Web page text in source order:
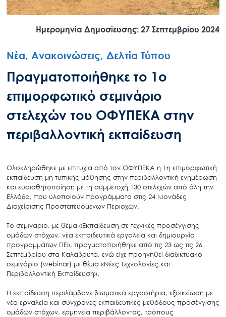
Ημερομηνία Δημοσίευσης: 27 Σεπτεμβρίου 2024
Νέα, Ανακοινώσεις, Δελτία Τύπου
Πραγματοποιήθηκε το 1ο
επιμορφωτικό σεμινάριο
στελεχών του ΟΦΥΠΕΚΑ στην
περιβαλλοντική εκπαίδευση
Ολοκληρώθηκε με επιτυχία από τον ΟΦΥΠΕΚΑ η 1η επιμορφωτική
εκπαίδευση μη τυπικής μάθησης στην περιβαλλοντική ενημέρωση
και ευαισθητοποίηση με τη συμμετοχή 130 στελεχών από όλη την
Ελλάδα, που υλοποιούν προγράμματα στις 24 Μονάδες
Διαχείρισης Προστατευόμενων Περιοχών.
Το σεμινάριο, με θέμα «Εκπαίδευση σε τεχνικές προσέγγισης
ομάδων στόχων, νέα εκπαιδευτικά εργαλεία και δημιουργία
προγραμμάτων ΠΕ», πραγματοποιήθηκε από τις 23 ως τις 26
Σεπτεμβρίου στα Καλάβρυτα, ενώ είχε προηγηθεί διαδικτυακό
σεμινάριο (webinar) με θέμα «Νέες Τεχνολογίες και
Περιβαλλοντική Εκπαίδευση».
Η εκπαίδευση περιλάμβανε βιωματικά εργαστήρια, εξοικείωση με
νέα εργαλεία και σύγχρονες εκπαιδευτικές μεθόδους προσέγγισης
ομάδων στόχων, ερμηνεία περιβάλλοντος, τρόπους